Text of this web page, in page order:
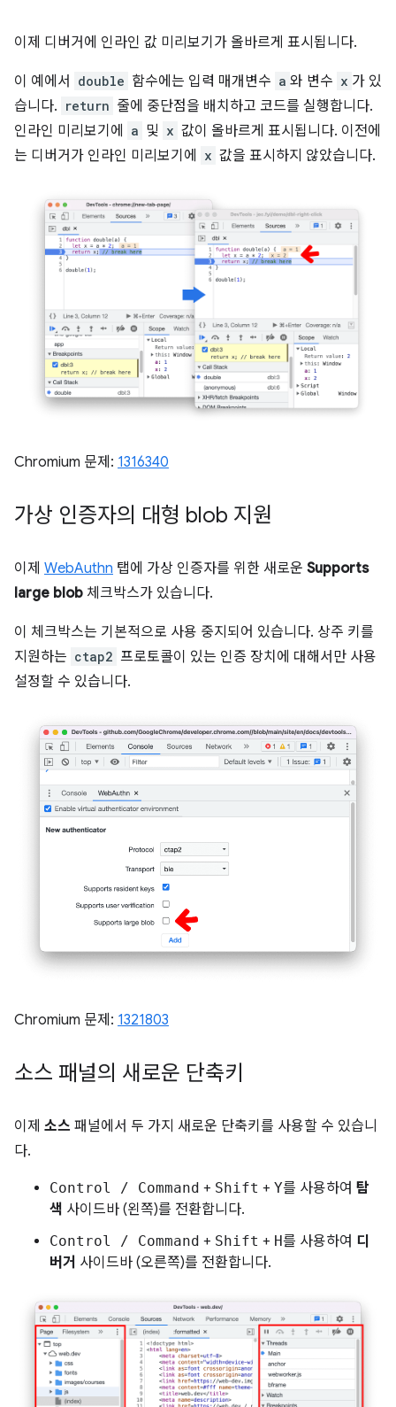
이제 디버거에 인라인 값 미리보기가 올바르게 표시됩니다.
이 예에서 double 함수에는 입력 매개변수 a 와 변수 x 가 있
습니다. return 줄에 중단점을 배치하고 코드를 실행합니다.
인라인 미리보기에
a 및 x 값이 올바르게 표시됩니다. 이전에
는 디버거가 인라인 미리보기에
x 값을 표시하지 않았습니다.
Chromium 문제: 1316340
가상 인증자의 대형 blob 지원
이제 WebAuthn 탭에 가상 인증자를 위한 새로운 Supports
large blob 체크박스가 있습니다.
이 체크박스는 기본적으로 사용 중지되어 있습니다. 상주 키를
지원하는 ctap2 프로토콜이 있는 인증 장치에 대해서만 사용
설정할 수 있습니다.
Chromium 문제: 1321803
소스 패널의 새로운 단축키
이제 소스 패널에서 두 가지 새로운 단축키를 사용할 수 있습니
다.
Control / Command + Shift + Y를 사용하여 탐
색 사이드바 (왼쪽)를 전환합니다.
Control / Command + Shift + H를 사용하여 디
버거 사이드바 (오른쪽)를 전환합니다.